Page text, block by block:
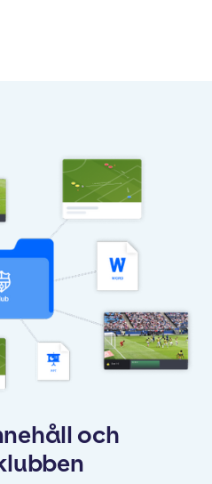
och